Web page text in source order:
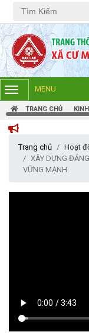
MENU
TRANG CHỦ
Trang chủ
Hoạt
XÂY DỰNG
VỮNG MẠNH.
DANH TÍNH HÀI
(27/07/2026)